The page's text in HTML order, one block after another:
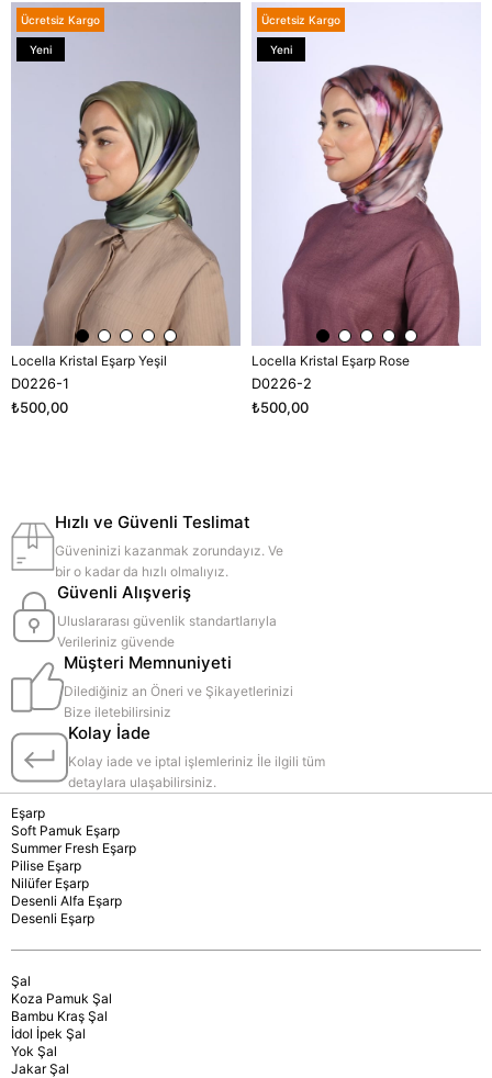
Locella Kristal Eşarp Yeşil
D0226-1
₺500,00
Ücretsiz Kargo
Yeni
Locella Kristal Eşarp Rose
D0226-2
₺500,00
Ücretsiz Kargo
Yeni
Hızlı ve Güvenli Teslimat
Güveninizi kazanmak zorundayız. Ve
bir o kadar da hızlı olmalıyız.
Güvenli Alışveriş
Uluslararası güvenlik standartlarıyla
Verileriniz güvende
Müşteri Memnuniyeti
Dilediğiniz an Öneri ve Şikayetlerinizi
Bize iletebilirsiniz
Kolay İade
Kolay iade ve iptal işlemleriniz İle ilgili tüm
detaylara ulaşabilirsiniz.
Eşarp
Soft Pamuk Eşarp
Summer Fresh Eşarp
Pilise Eşarp
Nilüfer Eşarp
Desenli Alfa Eşarp
Desenli Eşarp
Şal
Koza Pamuk Şal
Bambu Kraş Şal
İdol İpek Şal
Yok Şal
Jakar Şal